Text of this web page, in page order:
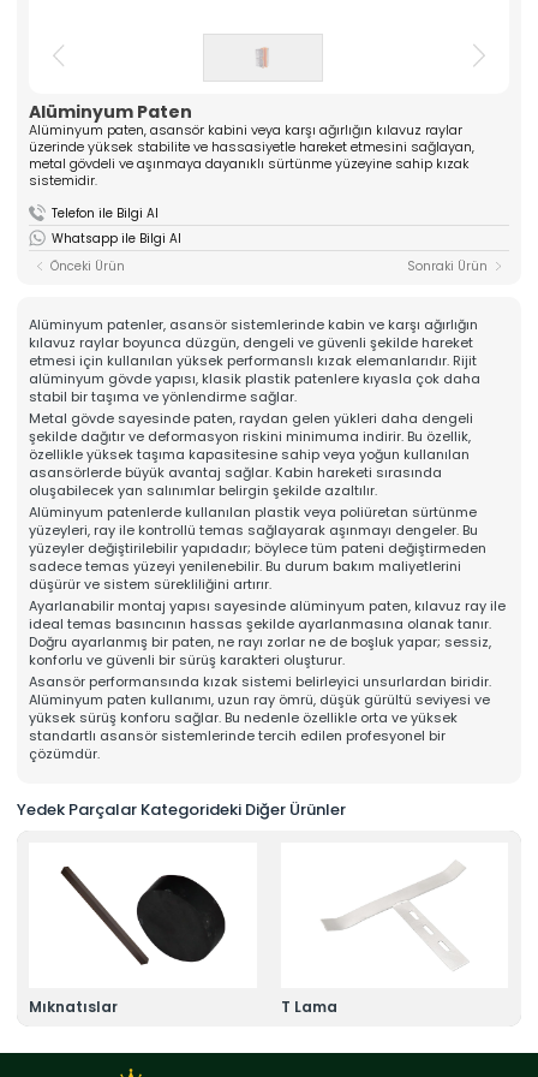
Kurumsal
» Hakkımızda
» Vizyon, Misyon
» Tırnak Grubu
» Kablo Grubu
» Halat Şişesi Grubu
» Plastik Grubu
» Konsol Grubu
» Yedek Parçalar
Kalite
» Kalite Belgelerimiz
» Kalite Politikamız
Üretim
» Üretim Hattımız
» Özel Üretim Yeteneğimiz
Online Katalog
Bize Ulaşın
» İleitşim Bilgilerimiz
» Konum Bilgilerimiz
üreticidir. Mühendislik tecrübesiyle güven veren
çözümler sunar.
» Halat Şişesi Grubu
» Konsol Grubu
» Yedek Parçalar
» Tüm Kategoriler
Tüm hakkı saklıdır. Sitemizde kullanılan tüm içerik ve görseller
Mahens Asansör'e ait olup izinsiz kullanımı hukuki yaptırıma tabidir.
İhracat & Lojistik
Haberler
Kariyer
İletişim
Alüminyum Paten
Alüminyum paten, asansör kabini veya karşı ağırlığın kılavuz raylar
üzerinde yüksek stabilite ve hassasiyetle hareket etmesini sağlayan,
metal gövdeli ve aşınmaya dayanıklı sürtünme yüzeyine sahip kızak
sistemidir.
Telefon ile Bilgi Al
Whatsapp ile Bilgi Al
Önceki Ürün
Sonraki Ürün
Alüminyum patenler, asansör sistemlerinde kabin ve karşı ağırlığın
kılavuz raylar boyunca düzgün, dengeli ve güvenli şekilde hareket
etmesi için kullanılan yüksek performanslı kızak elemanlarıdır. Rijit
alüminyum gövde yapısı, klasik plastik patenlere kıyasla çok daha
stabil bir taşıma ve yönlendirme sağlar.
Metal gövde sayesinde paten, raydan gelen yükleri daha dengeli
şekilde dağıtır ve deformasyon riskini minimuma indirir. Bu özellik,
özellikle yüksek taşıma kapasitesine sahip veya yoğun kullanılan
asansörlerde büyük avantaj sağlar. Kabin hareketi sırasında
oluşabilecek yan salınımlar belirgin şekilde azaltılır.
Alüminyum patenlerde kullanılan plastik veya poliüretan sürtünme
yüzeyleri, ray ile kontrollü temas sağlayarak aşınmayı dengeler. Bu
yüzeyler değiştirilebilir yapıdadır; böylece tüm pateni değiştirmeden
sadece temas yüzeyi yenilenebilir. Bu durum bakım maliyetlerini
düşürür ve sistem sürekliliğini artırır.
Ayarlanabilir montaj yapısı sayesinde alüminyum paten, kılavuz ray ile
ideal temas basıncının hassas şekilde ayarlanmasına olanak tanır.
Doğru ayarlanmış bir paten, ne rayı zorlar ne de boşluk yapar; sessiz,
konforlu ve güvenli bir sürüş karakteri oluşturur.
Asansör performansında kızak sistemi belirleyici unsurlardan biridir.
Alüminyum paten kullanımı, uzun ray ömrü, düşük gürültü seviyesi ve
yüksek sürüş konforu sağlar. Bu nedenle özellikle orta ve yüksek
standartlı asansör sistemlerinde tercih edilen profesyonel bir
çözümdür.
Yedek Parçalar Kategorideki Diğer Ürünler
Mıknatıslar T Lama